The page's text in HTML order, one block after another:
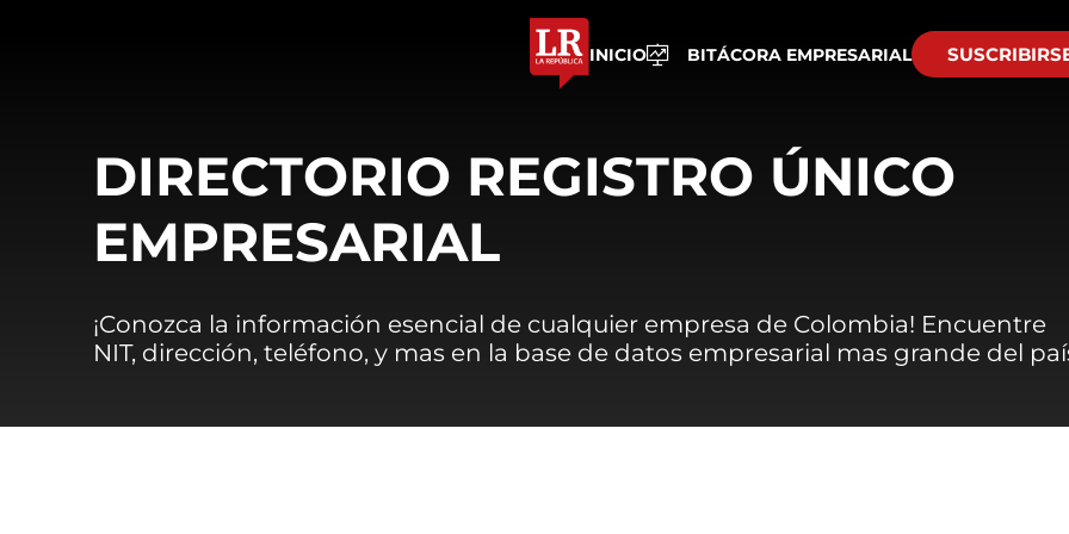
INICIO BITÁCORA EMPRESARIAL
DIRECTORIO REGISTRO ÚNICO
EMPRESARIAL
¡Conozca la información esencial de cualquier empresa de Colombia! Encuentre
NIT, dirección, teléfono, y mas en la base de datos empresarial mas grande del